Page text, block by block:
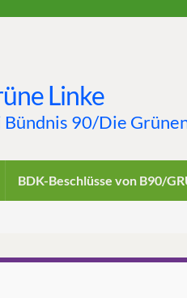
Linke
Bündnis 90/Die
BDK-Beschlüsse von B90/